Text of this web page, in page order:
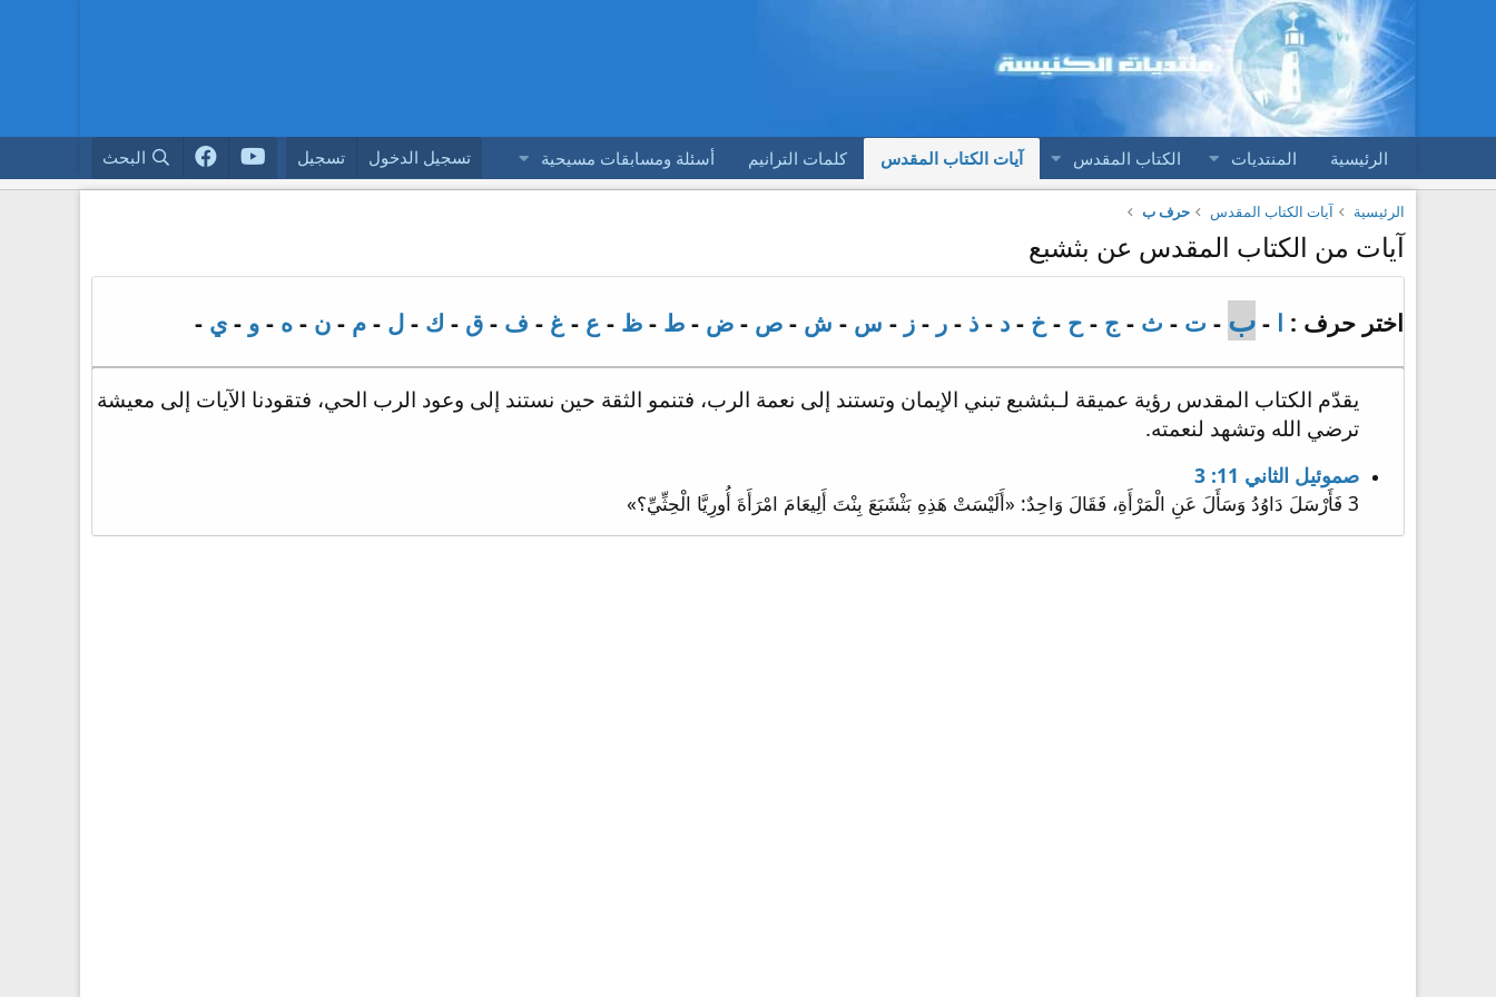
الرئيسية المنتديات الكتاب المقدس آيات الكتاب المقدس كلمات الترانيم أسئلة ومسابقات مسيحية تسجيل الدخول تسجيل البحث
الرئيسية آيات الكتاب المقدس حرف ب
آيات من الكتاب المقدس عن بثشبع
اختر حرف : ا - ب - ت - ث - ج - ح - خ - د - ذ - ر - ز - س - ش - ص - ض - ط - ظ - ع - غ - ف - ق - ك - ل - م - ن - ه - و - ي -
يقدّم الكتاب المقدس رؤية عميقة لـبثشبع تبني الإيمان وتستند إلى نعمة الرب، فتنمو الثقة حين نستند إلى وعود الرب الحي، فتقودنا الآيات إلى معيشة
ترضي الله وتشهد لنعمته.
صموئيل الثاني 11: 3
3 فَأَرْسَلَ دَاوُدُ وَسَأَلَ عَنِ الْمَرْأَةِ، فَقَالَ وَاحِدٌ: «أَلَيْسَتْ هَذِهِ بَثْشَبَعَ بِنْتَ أَلِيعَامَ امْرَأَةَ أُورِيَّا الْحِثِّيِّ؟»